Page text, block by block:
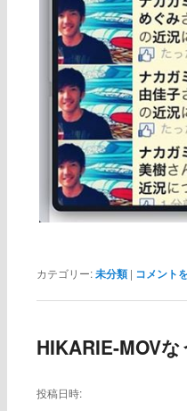
カテゴリー:未分類 | コメント
HIKARIE-MOV
投稿日時: